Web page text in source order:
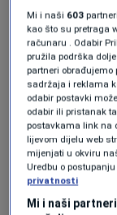
cesti'. Eto.
inostranstvo
od
Neformalna
zatražila da
povučena.
Mi i naši 603
kao što su pretraga
računaru . Odabir
pružila podrška
partneri obrađujemo
sadržaja i reklama
odabir postavki
odabir ili pristanak
postavkama link na
lijevom dijelu web
mijenjati u okviru
Uredbu o
privatnosti
Mi i naši